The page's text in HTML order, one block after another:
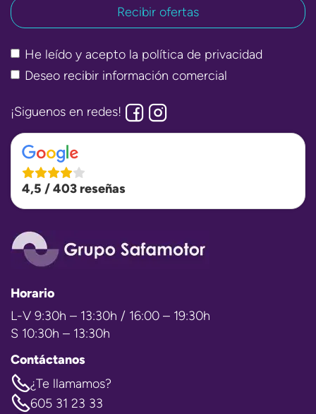
He leído y acepto la política de privacidad
Deseo recibir información comercial
¡Siguenos en redes!
4,5 / 403 reseñas
Horario
L-V 9:30h – 13:30h / 16:00 – 19:30h
S 10:30h – 13:30h
Contáctanos
¿Te llamamos?
605 31 23 33